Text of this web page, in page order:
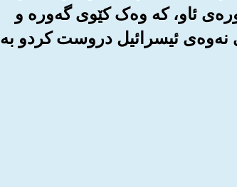
ئاو، که وه‌ک کێوی گه‌وره و
نه‌وه‌ی ئیسرائیل دروست کردو به